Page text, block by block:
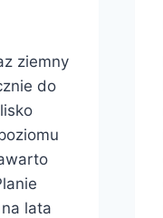
ziemny
do
lata